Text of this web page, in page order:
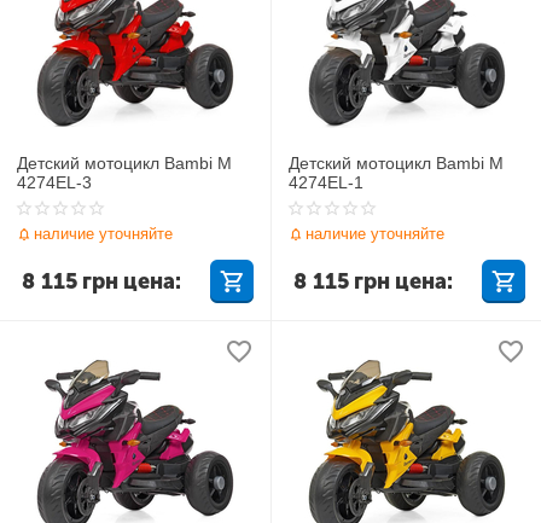
Детский мотоцикл Bambi M
4274EL-3
наличие уточняйте
8 115 грн цена:
Детский мотоцикл Bambi M
4274EL-1
наличие уточняйте
8 115 грн цена: